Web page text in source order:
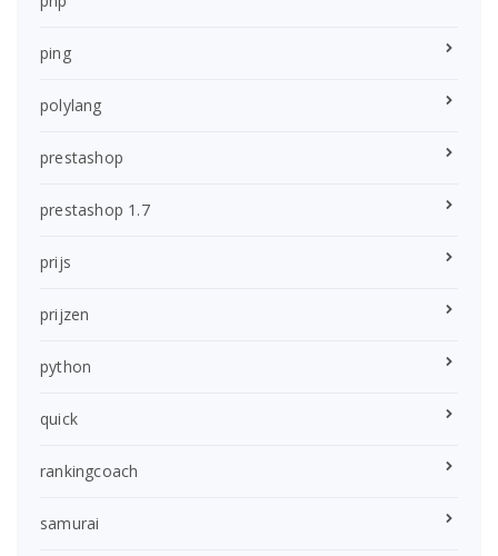
ping
polylang
prestashop
prestashop 1.7
prijs
prijzen
python
quick
rankingcoach
samurai